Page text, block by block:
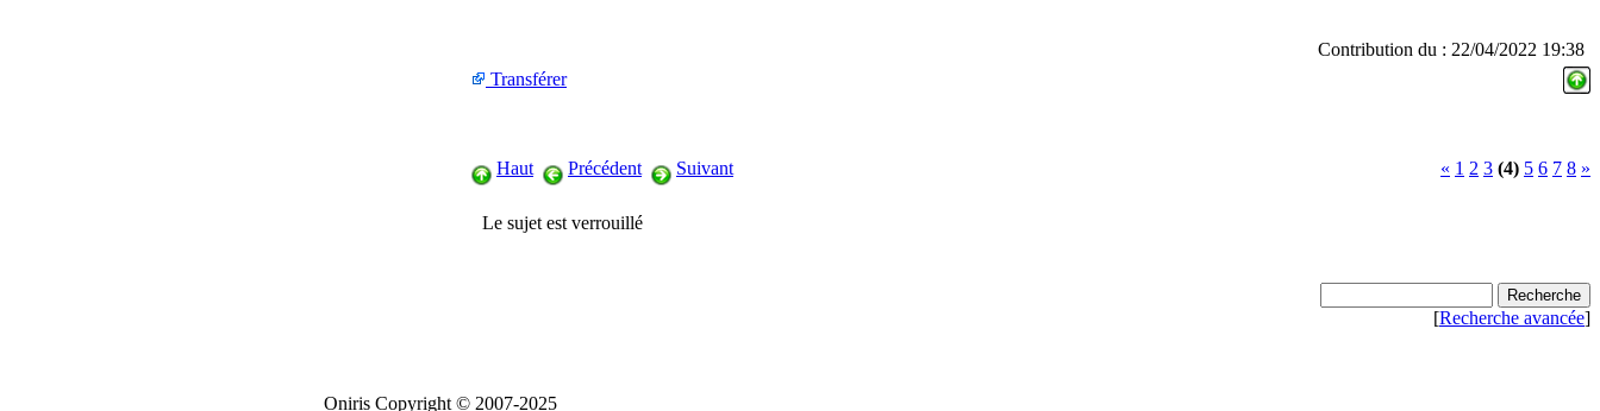
Contribution du : 22/04/2022 19:38
Transférer
Haut Précédent Suivant « 1 2 3 (4) 5 6 7 8 »
Le sujet est verrouillé
[Recherche avancée]
Oniris Copyright © 2007-2025